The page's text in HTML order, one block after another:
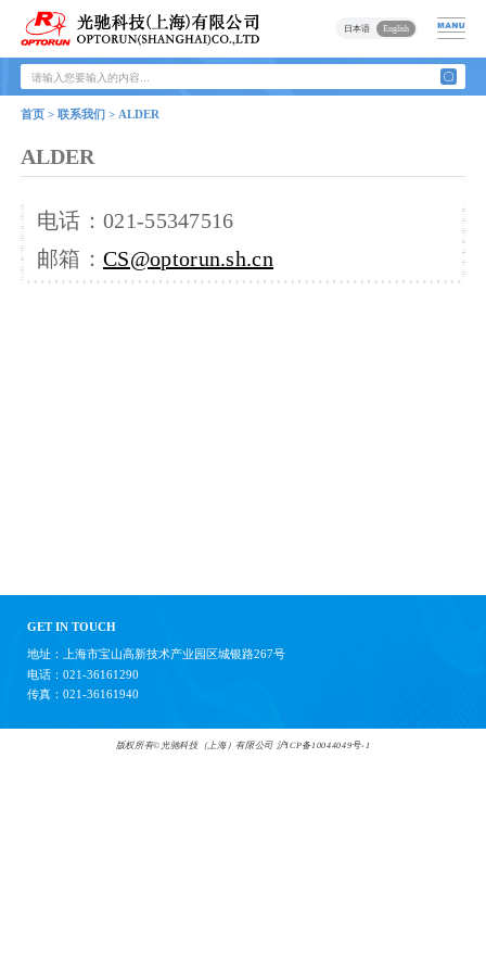
日本语 English
首页 > 联系我们 > ALDER
ALDER
电话： 021-55347516
邮箱 ： CS@optorun.sh.cn
GET IN TOUCH
地址：上海市宝山高新技术产业园区城银路267号
电话：021-36161290
传真：021-36161940
版权所有©光驰科技（上海）有限公司 沪ICP备10044049号-1